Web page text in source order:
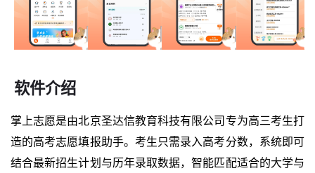
软件介绍
掌上志愿是由北京圣达信教育科技有限公司专为高三考生打
造的高考志愿填报助手。考生只需录入高考分数，系统即可
结合最新招生计划与历年录取数据，智能匹配适合的大学与